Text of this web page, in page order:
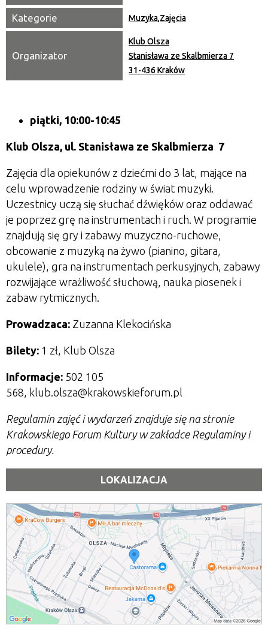
Kategorie Muzyka,Zajęcia
Organizator
Klub Olsza
Stanisława ze Skalbmierza 7
31-436 Kraków
piątki, 10:00-10:45
Klub Olsza, ul. Stanisława ze Skalbmierza 7
Zajęcia dla opiekunów z dziećmi do 3 lat, mające na
celu wprowadzenie rodziny w świat muzyki.
Uczestnicy uczą się słuchać dźwięków oraz oddawać
je poprzez grę na instrumentach i ruch. W programie
znajdują się gry i zabawy muzyczno-ruchowe,
obcowanie z muzyką na żywo (pianino, gitara,
ukulele), gra na instrumentach perkusyjnych, zabawy
rozwijające wrażliwość słuchową, nauka piosenek i
zabaw rytmicznych.
Prowadzaca: Zuzanna Klekocińska
Bilety: 1 zł, Klub Olsza
Informacje: 502 105
568, klub.olsza@krakowskieforum.pl
Regulamin zajęć i wydarzeń znajduje się na stronie
Krakowskiego Forum Kultury w zakładce Regulaminy i
procedury.
LOKALIZACJA